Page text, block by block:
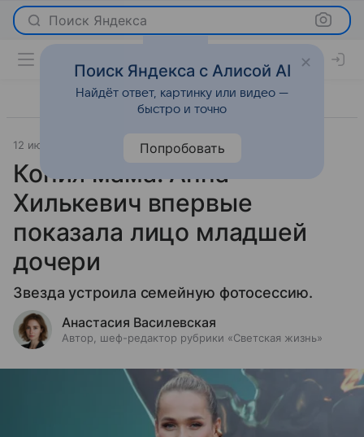
Поиск Яндекса
12 июня 2025 Светская жизнь
Копия мама: Анна
Хилькевич впервые
показала лицо младшей
дочери
Звезда устроила семейную фотосессию.
Анастасия Василевская
Автор, шеф-редактор рубрики «Светская жизнь»
Поиск Яндекса с Алисой AI
Найдёт ответ, картинку или видео —
быстро и точно
Попробовать